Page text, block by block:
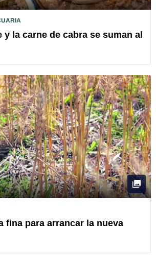
y la carne de cabra se suman al
fina para arrancar la nueva